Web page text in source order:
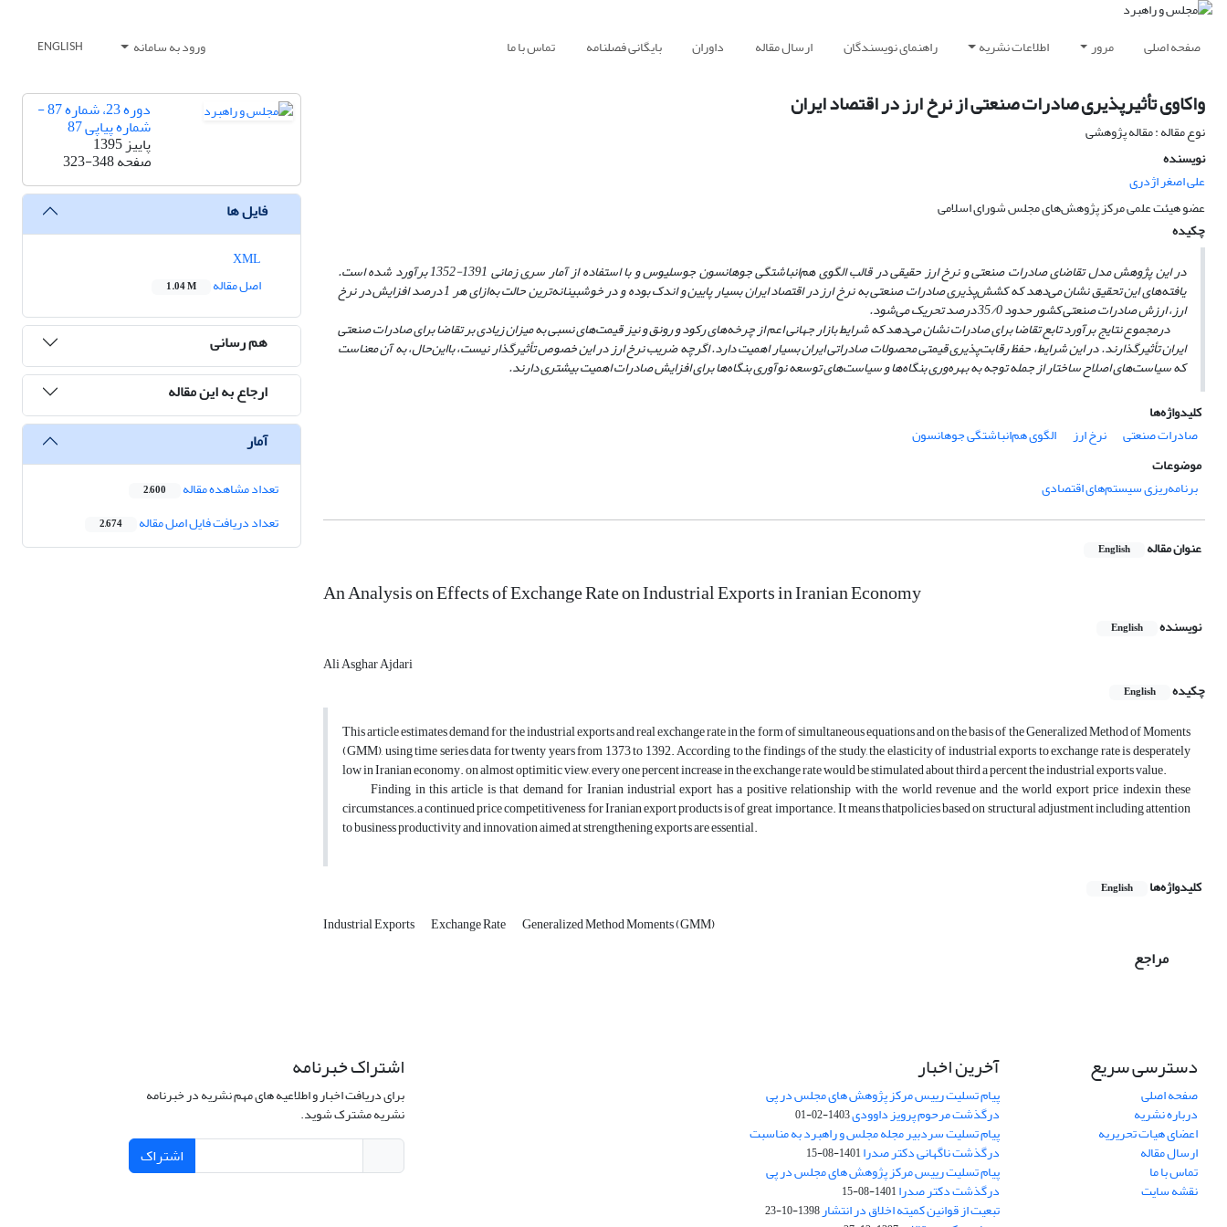
صفحه اصلی مرور اطلاعات نشریه راهنمای نویسندگان ارسال مقاله داوران بایگانی فصلنامه تماس با ما ورود به سامانه ENGLISH
واکاوی تأثیر‌پذیری صادرات صنعتی از نرخ ارز در اقتصاد ایران
نوع مقاله : مقاله پژوهشی
نویسنده
علی اصغر اژدری
عضو هیئت علمی مرکز پژوهش‌های مجلس شورای اسلامی
چکیده
در این پژوهش مدل تقاضای صادرات صنعتی و نرخ ارز حقیقی در قالب الگوی هم‌انباشتگی جوهانسون جوسلیوس و با استفاده از آمار سری زمانی 1391
- 1352 برآورد شده است.
یافته‌های این تحقیق نشان می‌دهد که کشش‌پذیری صادرات صنعتی به نرخ ارز در اقتصاد ایران بسیار پایین و اندک بوده و در خوشبینانه‌ترین حالت به‌ازای هر 1 درصد افزایش در نرخ
ارز، ارزش صادرات صنعتی کشور حدود 35/0 درصد تحریک می‌شود.
درمجموع نتایج برآورد تابع تقاضا برای صادرات نشان می‌دهد که شرایط بازار جهانی اعم از چرخه‌های رکود و رونق و نیز قیمت‌های نسبی به میزان زیادی بر تقاضا برای صادرات صنعتی
ایران تأثیرگذارند. در این شرایط، حفظ رقابت‌پذیری قیمتی محصولات صادراتی ایران بسیار اهمیت دارد. اگرچه ضریب نرخ ارز در این خصوص تأثیرگذار نیست، بااین‌حال، به آن معناست
که سیاست‌های اصلاح ساختار از جمله توجه به بهره‌وری بنگاه‌ها و سیاست‌های توسعه نوآوری بنگاه‌ها برای افزایش صادرات اهمیت بیشتری دارند.
کلیدواژه‌ها
صادرات صنعتی
نرخ ارز
الگوی هم‌انباشتگی جوهانسون
موضوعات
برنامه‌ریزی سیستم‌های اقتصادی
عنوان مقاله English
An Analysis on Effects of Exchange Rate on Industrial Exports in Iranian Economy
نویسنده English
Ali Asghar Ajdari
چکیده
English
This article estimates demand for the industrial exports and real exchange rate in the form of simultaneous equations and on the basis of the Generalized Method of Moments
(GMM), using time series data for twenty years from 1373 to 1392. According to the findings of the study, the elasticity of industrial exports to exchange rate is desperately
low in Iranian economy. on almost optimitic view, every one percent increase in the exchange rate would be stimulated about third a percent the industrial exports value.
Finding in this article is that demand for Iranian industrial export has a positive relationship with the world revenue and the world export price indexin these
circumstances.a continued price competitiveness for Iranian export products is of great importance. It means thatpolicies based on structural adjustment including attention
to business productivity and innovation aimed at strengthening exports are essential.
کلیدواژه‌ها English
Industrial Exports Exchange Rate Generalized Method Moments (GMM)
مراجع
دوره 23، شماره 87 -
شماره پیاپی 87
پاییز 1395
صفحه323-348
فایل ها
اصل مقاله
1.04 M
هم رسانی
ارجاع به این مقاله
آمار
تعداد مشاهده مقاله 2,600
تعداد دریافت فایل اصل مقاله 2,674
دسترسی سریع
صفحه اصلی
درباره نشریه
اعضای هیات تحریریه
ارسال مقاله
تماس با ما
نقشه سایت
آخرین اخبار
پیام تسلیت رییس مرکز پژوهش های مجلس در پی
درگذشت مرحوم پرویز داوودی1403-02-01
پیام تسلیت سردبیر مجله مجلس و راهبرد به مناسبت
درگذشت ناگهانی دکتر صدرا1401-08-15
پیام تسلیت رییس مرکز پژوهش های مجلس در پی
درگذشت دکتر صدرا1401-08-15
تبعیت از قوانین کمیته اخلاق در انتشار1398-10-23
اشتراک خبرنامه
برای دریافت اخبار و اطلاعیه های مهم نشریه در خبرنامه
نشریه مشترک شوید.
اشتراک